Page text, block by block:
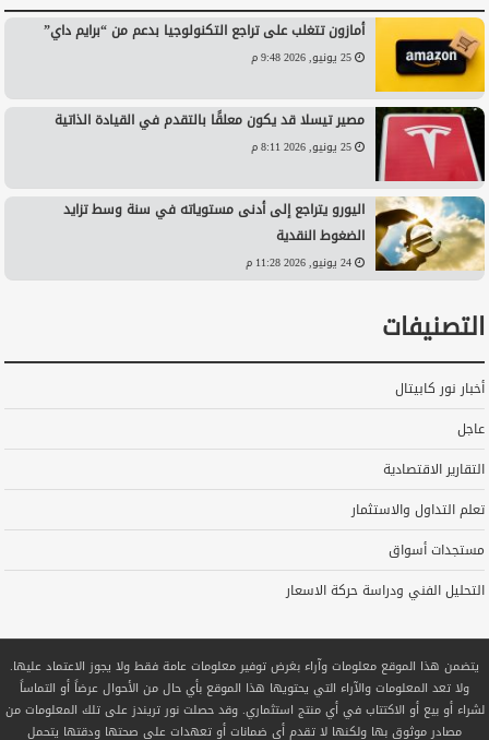
أمازون تتغلب على تراجع التكنولوجيا بدعم من “برايم داي”
25 يونيو, 2026 9:48 م
مصير تيسلا قد يكون معلقًا بالتقدم في القيادة الذاتية
25 يونيو, 2026 8:11 م
اليورو يتراجع إلى أدنى مستوياته في سنة وسط تزايد
الضغوط النقدية
24 يونيو, 2026 11:28 م
التصنيفات
أخبار نور كابيتال
عاجل
التقارير الاقتصادية
تعلم التداول والاستثمار
مستجدات أسواق
التحليل الفني ودراسة حركة الاسعار
يتضمن هذا الموقع معلومات وآراء بغرض توفير معلومات عامة فقط ولا يجوز الاعتماد عليها.
ولا تعد المعلومات والآراء التي يحتويها هذا الموقع بأي حال من الأحوال عرضاً أو التماساً
لشراء أو بيع أو الاكتتاب في أي منتج استثماري. وقد حصلت نور تريندز على تلك المعلومات من
مصادر موثوق بها ولكنها لا تقدم أي ضمانات أو تعهدات على صحتها ودقتها يتحمل